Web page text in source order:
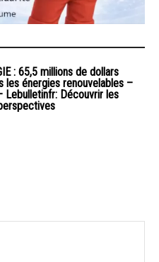
: 65,5 millions de dollars
les énergies renouvelables –
Lebulletinfr: Découvrir les